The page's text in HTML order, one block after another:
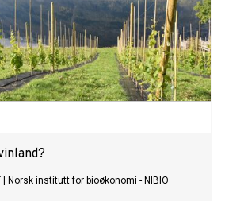
Norsk institutt for bioøkonomi - NIBIO